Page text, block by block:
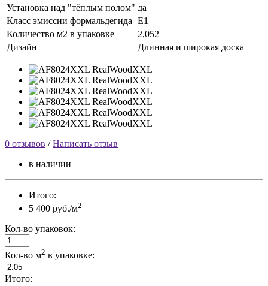
Установка над "тёплым полом" да
Класс эмиссии формальдегида Е1
Количество м2 в упаковке
2,052
Дизайн
Длинная и широкая доска
0 отзывов /Написать отзыв
в наличии
Итого:
5 400 руб./м2
Кол-во упаковок:
Кол-во м2 в упаковке:
Итого: